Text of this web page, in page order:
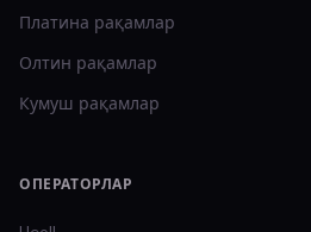
Платина рақамлар
Олтин рақамлар
Кумуш рақамлар
ОПЕРАТОРЛАР